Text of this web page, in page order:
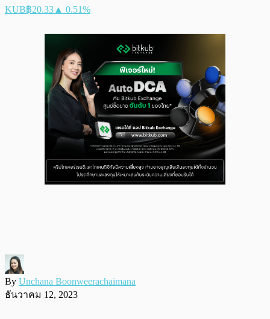
KUB฿20.33 ▲ 0.51%
By Unchana Boonweerachaimana
ธันวาคม 12, 2023